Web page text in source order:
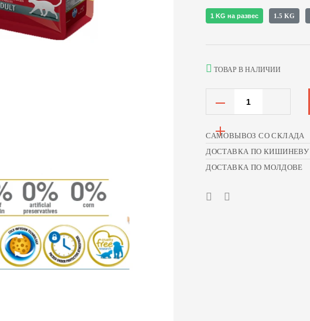
1 KG на развес 1.5 KG
ТОВАР В НАЛИЧИИ
САМОВЫВОЗ СО СКЛАДА
ДОСТАВКА ПО КИШИНЕВУ
ДОСТАВКА ПО МОЛДОВЕ